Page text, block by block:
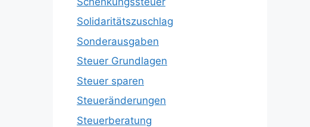
Solidaritätszuschlag
Sonderausgaben
Steuer Grundlagen
Steuer sparen
Steueränderungen
Steuerberatung